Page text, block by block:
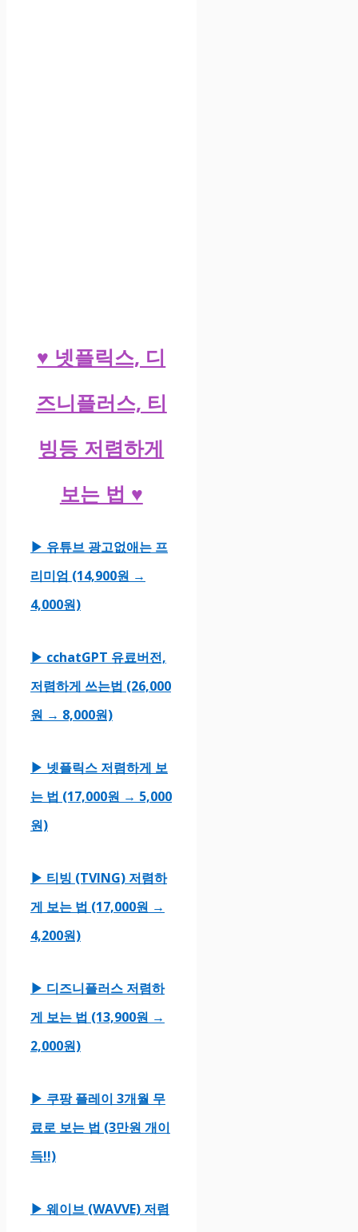
♥ 넷플릭스, 디
즈니플러스, 티
빙등 저렴하게
보는 법 ♥
▶ 유튜브 광고없애는 프
리미엄 (14,900원 →
4,000원)
▶ cchatGPT 유료버전,
저렴하게 쓰는법 (26,000
원 → 8,000원)
▶ 넷플릭스 저렴하게 보
는 법 (17,000원 → 5,000
원)
▶ 티빙 (TVING) 저렴하
게 보는 법 (17,000원 →
4,200원)
▶ 디즈니플러스 저렴하
게 보는 법 (13,900원 →
2,000원)
▶ 쿠팡 플레이 3개월 무
료로 보는 법 (3만원 개이
득!!)
▶ 웨이브 (WAVVE) 저렴